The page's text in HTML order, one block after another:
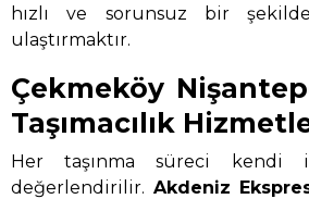
hızlı ve sorunsuz bir
ulaştırmaktır.
Çekmeköy
Taşımacılık
Her taşınma süreci kendi
değerlendirilir. Akdeniz